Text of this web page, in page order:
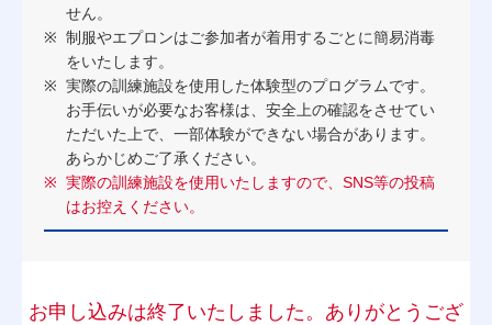
せん。
制服やエプロンはご参加者が着用するごとに簡易消毒
をいたします。
実際の訓練施設を使用した体験型のプログラムです。
お手伝いが必要なお客様は、安全上の確認をさせてい
ただいた上で、一部体験ができない場合があります。
あらかじめご了承ください。
実際の訓練施設を使用いたしますので、SNS等の投稿
はお控えください。
お申し込みは終了いたしました。ありがとうござ